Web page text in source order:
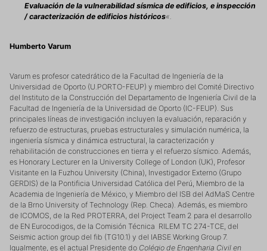
Evaluación de la vulnerabilidad sísmica de edificios, e inspección
/ caracterización de edificios históricos«.
Humberto Varum
Varum es profesor catedrático de la Facultad de Ingeniería de la
Universidad de Oporto (U.PORTO-FEUP) y miembro del Comité Directivo
del Instituto de la Construcción del Departamento de Ingeniería Civil de la
Facultad de Ingeniería de la Universidad de Oporto (IC-FEUP). Sus
principales líneas de investigación incluyen la evaluación, reparación y
refuerzo de estructuras, pruebas estructurales y simulación numérica, la
ingeniería sísmica y dinámica estructural, la caracterización y
rehabilitación de construcciones en tierra y el refuerzo sísmico. Además,
es Honorary Lecturer en la University College of London (UK), Profesor
Visitante en la Fuzhou University (China), Investigador Externo (Grupo
GERDIS) de la Pontificia Universidad Católica del Perú, Miembro de la
Academia de Ingeniería de México, y Miembro del ISB del AdMaS Centre
de la Brno University of Technology (Rep. Checa). Además, es miembro
de ICOMOS, de la Red PROTERRA, del Project Team 2 para el desarrollo
de EN Eurocodigos, de la Comisión Técnica RILEM TC 274-TCE, del
Seismic action group del fib (TG10.1) y del IABSE Working Group 7.
Igualmente, es el actual Presidente do Colégio de Engenharia Civil en